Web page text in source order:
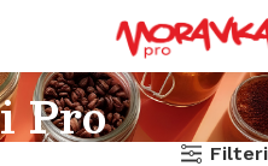
Pro
Filteri